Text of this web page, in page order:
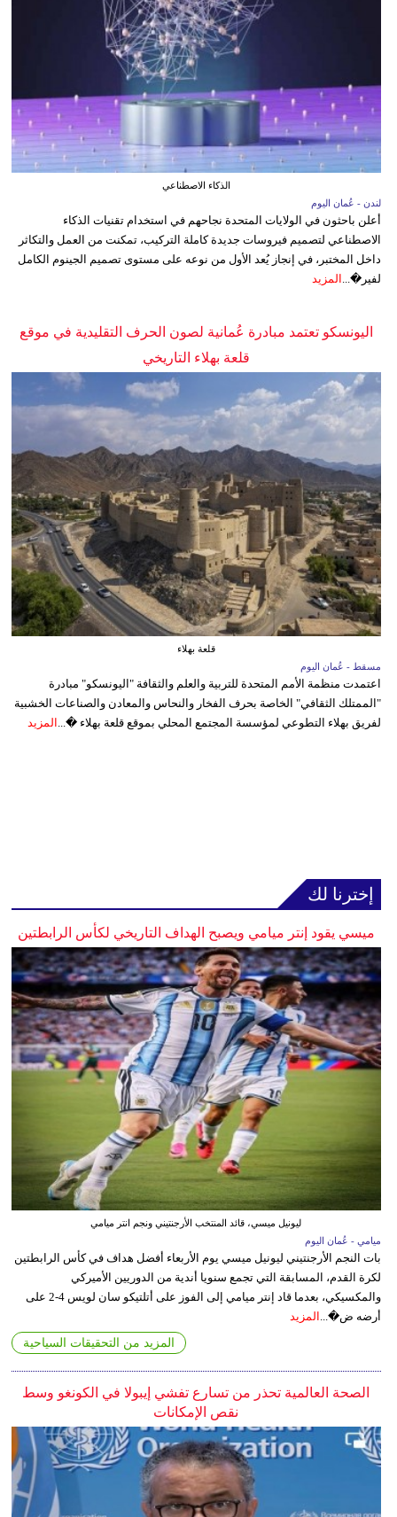
الذكاء الاصطناعي
لندن - عُمان اليوم
أعلن باحثون في الولايات المتحدة نجاحهم في استخدام تقنيات الذكاء
الاصطناعي لتصميم فيروسات جديدة كاملة التركيب، تمكنت من العمل والتكاثر
داخل المختبر، في إنجاز يُعد الأول من نوعه على مستوى تصميم الجينوم الكامل
لفير�...
المزيد
اليونسكو تعتمد مبادرة عُمانية لصون الحرف التقليدية في موقع
قلعة بهلاء التاريخي
قلعة بهلاء
مسقط - عُمان اليوم
اعتمدت منظمة الأمم المتحدة للتربية والعلم والثقافة "اليونسكو" مبادرة
"الممتلك الثقافي" الخاصة بحرف الفخار والنحاس والمعادن والصناعات الخشبية
لفريق بهلاء التطوعي لمؤسسة المجتمع المحلي بموقع قلعة بهلاء �... المزيد
إخترنا لك
ميسي يقود إنتر ميامي ويصبح الهداف التاريخي لكأس الرابطتين
ليونيل ميسي، قائد المنتخب الأرجنتيني ونجم انتر ميامي
ميامي - عُمان اليوم
بات النجم الأرجنتيني ليونيل ميسي يوم الأربعاء أفضل هداف في كأس الرابطتين
لكرة القدم، المسابقة التي تجمع سنويا أندية من الدوريين الأميركي
والمكسيكي، بعدما قاد إنتر ميامي إلى الفوز على أتلتيكو سان لويس 4-2 على
أرضه ض�... المزيد
المزيد من التحقيقات السياحية
الصحة العالمية تحذر من تسارع تفشي إيبولا في الكونغو وسط
نقص الإمكانات